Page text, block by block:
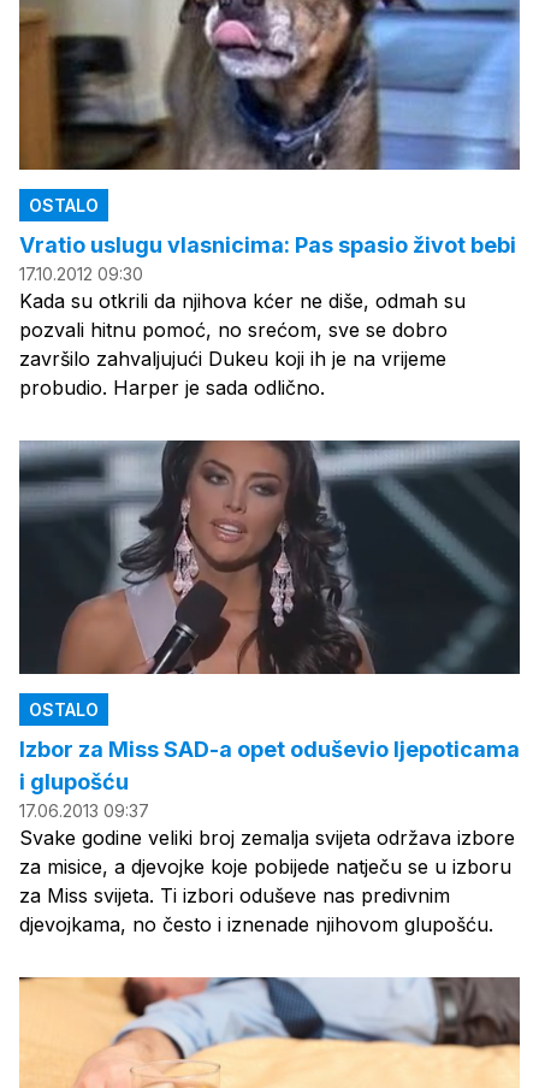
OSTALO
Vratio uslugu vlasnicima: Pas spasio život bebi
17.10.2012 09:30
Kada su otkrili da njihova kćer ne diše, odmah su
pozvali hitnu pomoć, no srećom, sve se dobro
završilo zahvaljujući Dukeu koji ih je na vrijeme
probudio. Harper je sada odlično.
OSTALO
Izbor za Miss SAD-a opet oduševio ljepoticama
i glupošću
17.06.2013 09:37
Svake godine veliki broj zemalja svijeta održava izbore
za misice, a djevojke koje pobijede natječu se u izboru
za Miss svijeta. Ti izbori oduševe nas predivnim
djevojkama, no često i iznenade njihovom glupošću.